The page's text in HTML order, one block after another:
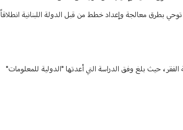
بطرق معالجة وإعداد خطط من قبل الدولة اللبنانية انطلاقاً
حيث بلغ وفق الدراسة التي أعدتها "الدولية للمعلومات"